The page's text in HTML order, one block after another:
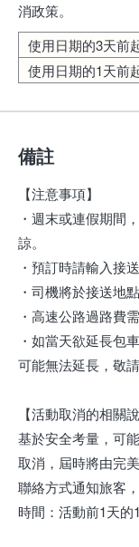
消政策。
使用日期的3天前
使用日期的1天前
備註
【注意事項】
・週末或連假期間
諒。
・預訂時請輸入接
・司機將於接送地
・高速公路過路費
・如當天欲延長包
可能無法延長，敬請
【活動取消的相關說
基於安全考量，可
取消，屆時將由完
聯絡方式通知旅客
時間：活動前1天的